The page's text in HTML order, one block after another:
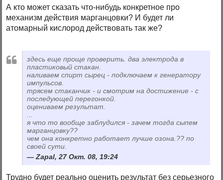
А кто может сказать что-нибудь конкретное про
механизм действия марганцовки? И будет ли
атомарный кислород действовать так же?
здесь еще проще проверить. два электрода в
пластиковый стакан.
наливаем спирт сырец - подключаем к генератору
импульсов.
трясем стаканчик - и смотрим на достижение - с
последующей перегонкой.
оцениваем результат.
я что то вообще заблудился - зачем тогда сыпем
марганцовку??
чем она конкретно работает лучше озона.?? по
своей сути.
Zapal, 27 Окт. 08, 19:24
Трудно будет реально оценить результат без серьезного